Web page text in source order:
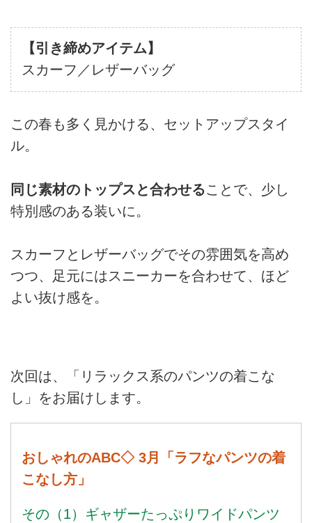
【引き締めアイテム】
スカーフ／レザーバッグ
この春も多く見かける、セットアップスタイ
ル。
同じ素材のトップスと合わせることで、少し
特別感のある装いに。
スカーフとレザーバッグでその雰囲気を高め
つつ、足元にはスニーカーを合わせて、ほど
よい抜け感を。
次回は、「リラックス系のパンツの着こな
し」をお届けします。
おしゃれのABC◇ 3月「ラフなパンツの着
こなし方」
その（1）ギャザーたっぷりワイドパンツ